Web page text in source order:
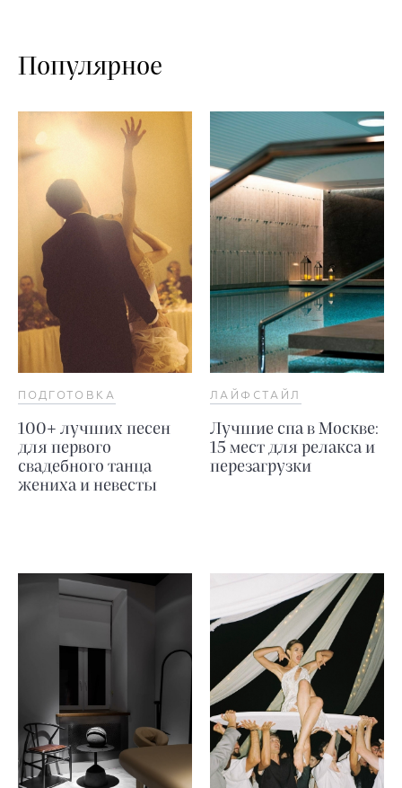
Популярное
ПОДГОТОВКА
100+ лучших песен
для первого
свадебного танца
жениха и невесты
ЛАЙФСТАЙЛ
Лучшие спа в Москве:
15 мест для релакса и
перезагрузки